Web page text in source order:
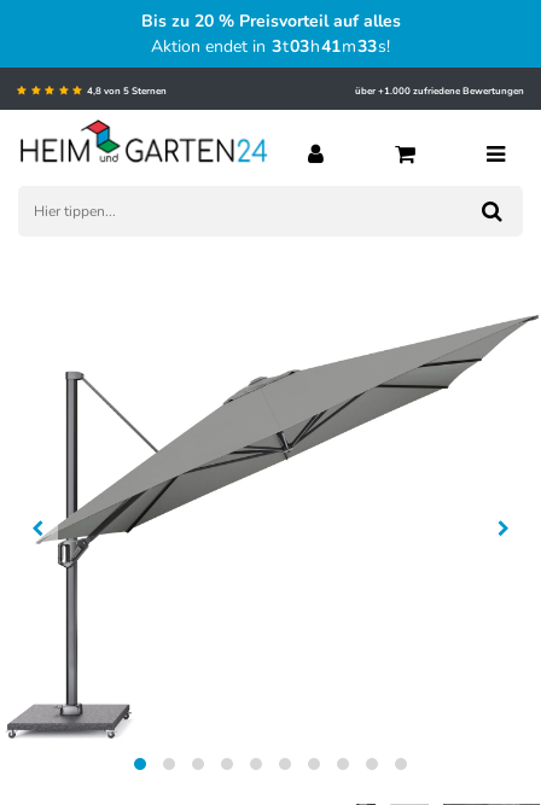
Bis zu 20 % Preisvorteil auf alles
Aktion endet in 3t03h41m32s!
4,8 von 5 Sternen über +1.000 zufriedene Bewertungen